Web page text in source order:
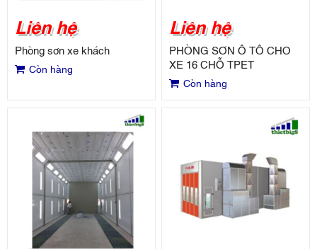
Liên hệ
Phòng sơn xe khách
Còn hàng
Liên hệ
PHÒNG SƠN Ô TÔ CHO
XE 16 CHỖ TPET
Còn hàng